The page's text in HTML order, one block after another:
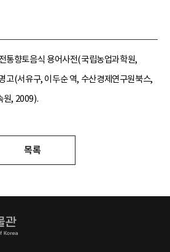
향토음식 용어사전(국립농업과학원,
고(서유구, 이두순 역, 수산경제연구원북스,
원, 2009).
목록